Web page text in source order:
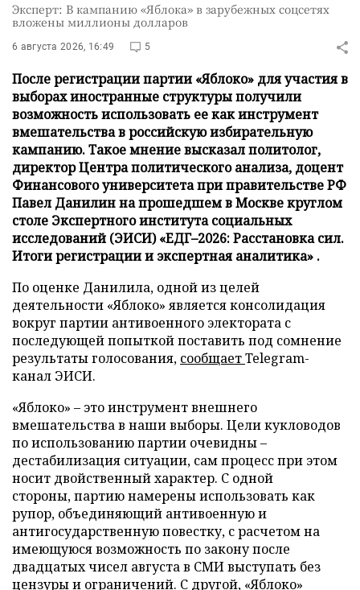
Эксперт: В кампанию «Яблока» в зарубежных соцсетях
вложены миллионы долларов
6 августа 2026, 16:49 5
После регистрации партии «Яблоко» для участия в
выборах иностранные структуры получили
возможность использовать ее как инструмент
вмешательства в российскую избирательную
кампанию. Такое мнение высказал политолог,
директор Центра политического анализа, доцент
Финансового университета при правительстве РФ
Павел Данилин на прошедшем в Москве круглом
столе Экспертного института социальных
исследований (ЭИСИ) «ЕДГ–2026: Расстановка сил.
Итоги регистрации и экспертная аналитика» .
По оценке Данилила, одной из целей
деятельности «Яблоко» является консолидация
вокруг партии антивоенного электората с
последующей попыткой поставить под сомнение
результаты голосования, сообщаетTelegram-
канал ЭИСИ.
«Яблоко» – это инструмент внешнего
вмешательства в наши выборы. Цели кукловодов
по использованию партии очевидны –
дестабилизация ситуации, сам процесс при этом
носит двойственный характер. С одной
стороны, партию намерены использовать как
рупор, объединяющий антивоенную и
антигосударственную повестку, с расчетом на
имеющуюся возможность по закону после
двадцатых чисел августа в СМИ выступать без
цензуры и ограничений. С другой, «Яблоко»